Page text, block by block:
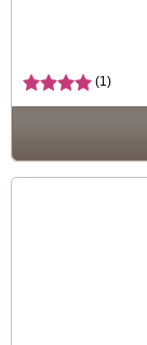
(1)